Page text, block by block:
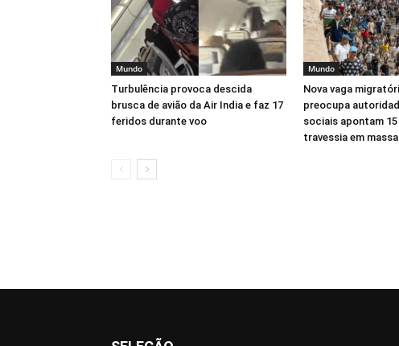
Mundo
Turbulência provoca descida
brusca de avião da Air India e faz 17
feridos durante voo
Mundo
Nova vaga
preocupa
sociais apontam
travessia em massa